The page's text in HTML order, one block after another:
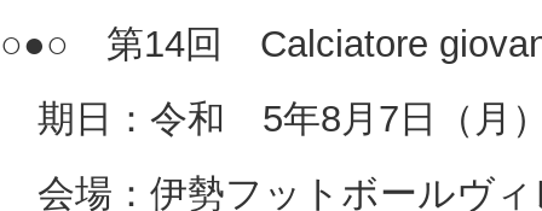
○●○ 第14回 Calciatore
期日：令和 5年8月7日（月
会場：伊勢フットボールヴ